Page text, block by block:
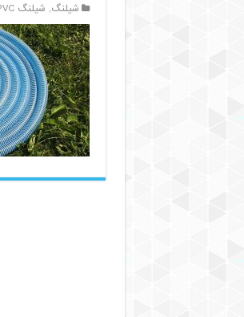
شیلنگ, شیلنگ PVC